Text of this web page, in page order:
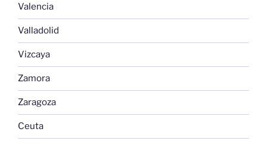
Valencia
Valladolid
Vizcaya
Zamora
Zaragoza
Ceuta